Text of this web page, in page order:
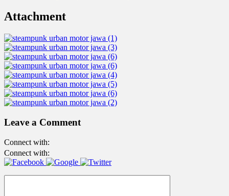
Attachment
Leave a Comment
Connect with:
Connect with: